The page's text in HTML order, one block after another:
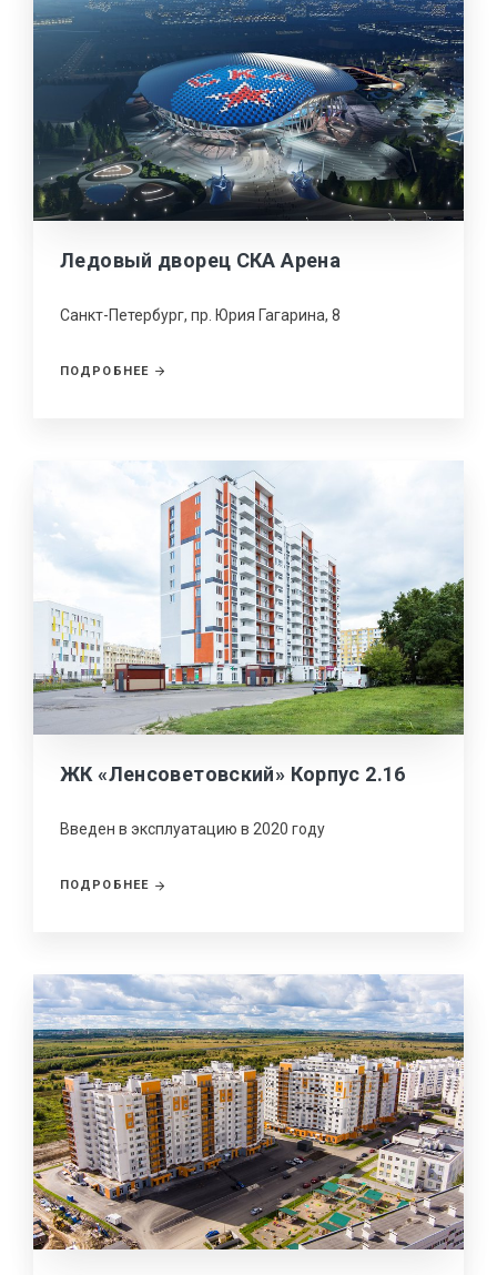
Ледовый дворец СКА Арена
Санкт-Петербург, пр. Юрия Гагарина, 8
ПОДРОБНЕЕ
ЖК «Ленсоветовский» Корпус 2.16
Введен в эксплуатацию в 2020 году
ПОДРОБНЕЕ